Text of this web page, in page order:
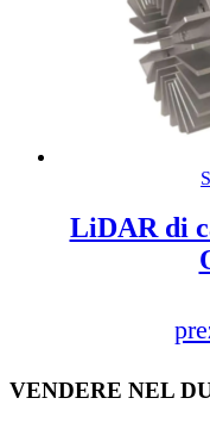
LiDAR di
VENDERE NEL